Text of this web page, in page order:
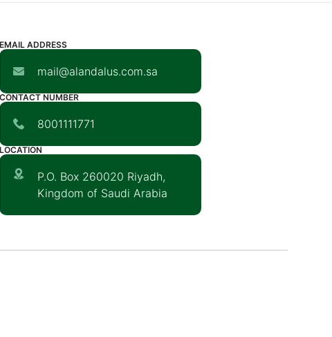
EMAIL ADDRESS
mail@alandalus.com.sa
CONTACT NUMBER
8001111771
LOCATION
P.O. Box 260020 Riyadh,
Kingdom of Saudi Arabia